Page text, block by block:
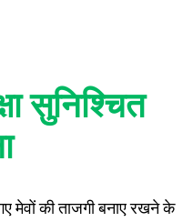
सुनिश्चित
मेवों की ताजगी बनाए रखने के